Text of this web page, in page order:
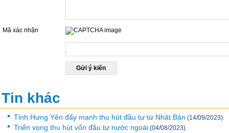
Mã xác nhận
Tin khác
Tỉnh Hưng Yên đẩy mạnh thu hút đầu tư từ Nhật Bản (14/09/2023)
Triển vọng thu hút vốn đầu tư nước ngoài (04/08/2023)